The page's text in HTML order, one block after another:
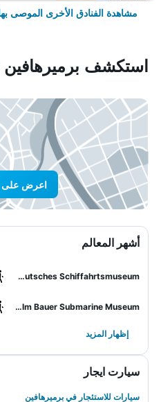
مشاهدة الفنادق الأخرى الموصى
استكشف برميرهافين
اعرض على
أشهر المعالم
Deutsches Schiffahrtsmuseum
Wilhelm Bauer Submarine Museum
إظهار المزيد
سيارت ايجار
سيارات للاستئجار في برميرهافين